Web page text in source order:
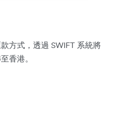
方式，透過 SWIFT 系統將
香港。